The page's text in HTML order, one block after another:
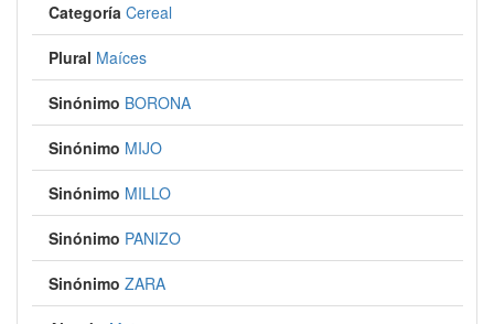
Categoría Cereal
Plural Maíces
Sinónimo BORONA
Sinónimo MIJO
Sinónimo MILLO
Sinónimo PANIZO
Sinónimo ZARA